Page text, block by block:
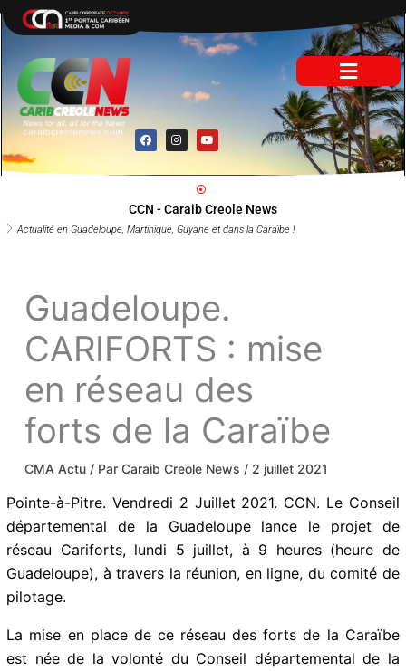
au
F
a
c
b
k
I
n
s
a
a
Y
o
u
u
Actualité en Guadeloupe, Martinique, Guyane et dans la Caraïbe !
CCN - Caraib Creole News
Guadeloupe.
CARIFORTS : mise
en réseau des
forts de la Caraïbe
CMA Actu / ParCaraib Creole News / 2 juillet 2021
Pointe-à-Pitre. Vendredi 2 Juillet 2021. CCN. Le Conseil
départemental de la Guadeloupe lance le projet de
réseau Cariforts, lundi 5 juillet, à 9 heures (heure de
Guadeloupe), à travers la réunion, en ligne, du comité de
pilotage.
La mise en place de ce réseau des forts de la Caraïbe
est née de la volonté du Conseil départemental de la